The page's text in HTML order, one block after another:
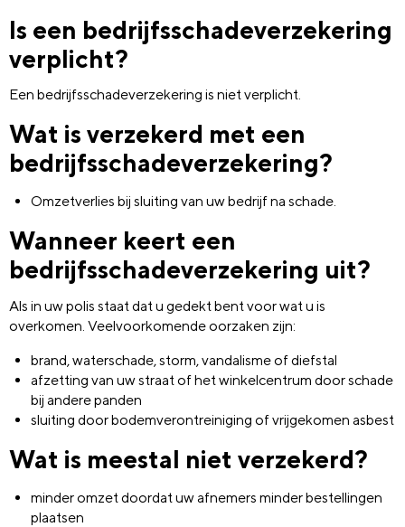
Is een bedrijfsschadeverzekering
verplicht?
Een bedrijfsschadeverzekering is niet verplicht.
Wat is verzekerd met een
bedrijfsschadeverzekering?
Omzetverlies bij sluiting van uw bedrijf na schade.
Wanneer keert een
bedrijfsschadeverzekering uit?
Als in uw polis staat dat u gedekt bent voor wat u is
overkomen. Veelvoorkomende oorzaken zijn:
brand, waterschade, storm, vandalisme of diefstal
afzetting van uw straat of het winkelcentrum door schade
bij andere panden
sluiting door bodemverontreiniging of vrijgekomen asbest
Wat is meestal niet verzekerd?
minder omzet doordat uw afnemers minder bestellingen
plaatsen